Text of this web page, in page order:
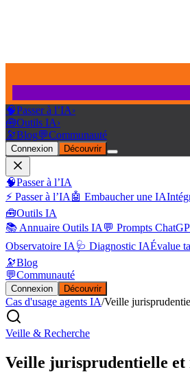
🧠Passer à l’IA›
🧰Outils IA›
🔭Blog💬Communauté
Connexion Découvrir
🧠Passer à l’IA
⚡ Passer à l’IA 🤖 Embaucher une IA
🧰Outils IA
📚 Annuaire Outils IA 💬 Prompts
Observatoire IA 🩺 Diagnostic IAÉvalue
🔭Blog
💬Communauté
Connexion Découvrir
Cas d'usage agents IA/Veille
Veille & Recherche
Veille jurisprudentielle et